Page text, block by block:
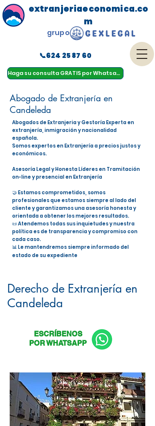
Haga su consulta GRATIS por Whatsapp
menu
extranjeriaeconomica.co
m
📞624 25 87 60
grupo
Abogado de Extranjería en
Candeleda
Abogados de Extranjeria y Gestoría Experta en
extranjería, inmigración y nacionalidad
española.
Somos expertos en Extranjería a precios justos y
económicos.
Asesoría Legal y Honesta Líderes en Tramitación
on-line y presencial en Extranjería
🤝 Estamos comprometidos, somos
profesionales que estamos siempre al lado del
cliente y garantizamos una asesoría honesta y
orientada a obtener los mejores resultados.
📜 Atendemos todas sus inquietudes y nuestra
política es de transparencia y compromiso con
cada caso.
📊 Le mantendremos siempre informado del
estado de su expediente
Derecho de Extranjería en
Candeleda
ESCRÍBENOS
POR WHATSAPP